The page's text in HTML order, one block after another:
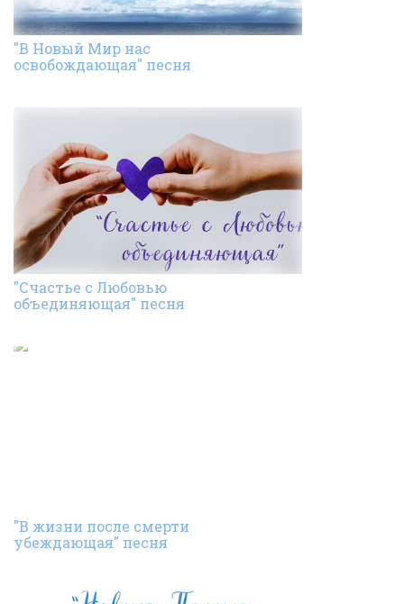
"В Новый Мир нас
освобождающая" песня
"Счастье с Любовью
объединяющая" песня
"В жизни после смерти
убеждающая" песня